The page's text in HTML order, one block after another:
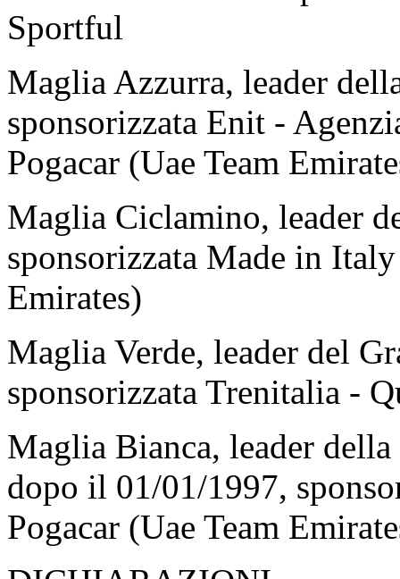
Sportful
Maglia Azzurra, leader
sponsorizzata Enit -
Pogacar (Uae Team
Maglia Ciclamino, leader
sponsorizzata Made in
Emirates)
Maglia Verde, leader del
sponsorizzata Trenitalia -
Maglia Bianca, leader
dopo il 01/01/1997,
Pogacar (Uae Team